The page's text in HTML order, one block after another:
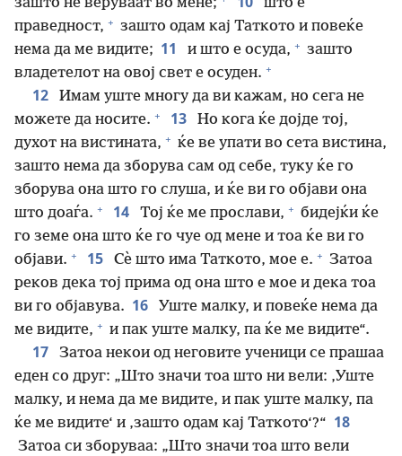
праведност, + зашто одам кај Таткото и повеќе
нема да ме видите; 11 и што е осуда, + зашто
владетелот на овој свет е осуден. +
12
Имам уште многу да ви кажам, но сега не
можете да носите. + 13
Но кога ќе дојде тој,
духот на вистината, + ќе ве упати во сета вистина,
зашто нема да зборува сам од себе, туку ќе го
зборува она што го слуша, и ќе ви го објави она
што доаѓа. + 14 Тој ќе ме прослави, + бидејќи ќе
го земе она што ќе го чуе од мене и тоа ќе ви го
објави. + 15 Сѐ што има Таткото, мое е. + Затоа
реков дека тој прима од она што е мое и дека тоа
ви го објавува. 16
Уште малку, и повеќе нема да
ме видите, + и пак уште малку, па ќе ме видите“.
17
Затоа некои од неговите ученици се прашаа
еден со друг: „Што значи тоа што ни вели: ‚Уште
малку, и нема да ме видите, и пак уште малку, па
ќе ме видите‘ и ‚зашто одам кај Таткото‘?“ 18
Затоа си зборуваа: „Што значи тоа што вели